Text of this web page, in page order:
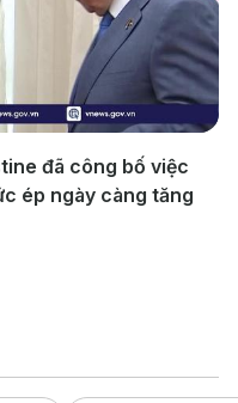
đã công bố việc
ép ngày càng tăng